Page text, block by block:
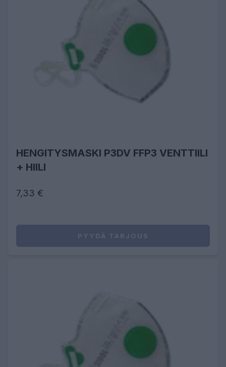
HENGITYSMASKI P3DV FFP3 VENTTIILI
+ HIILI
7,33 €
PYYDÄ TARJOUS